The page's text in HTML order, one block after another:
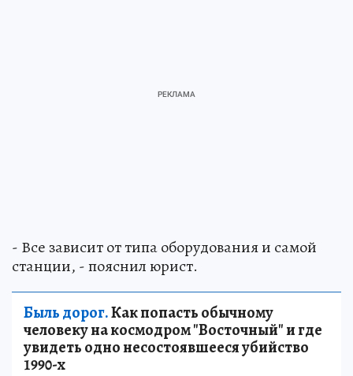
- Все зависит от типа оборудования и самой
станции, - пояснил юрист.
Быль дорог.Как попасть обычному
человеку на космодром "Восточный" и где
увидеть одно несостоявшееся убийство
1990-х